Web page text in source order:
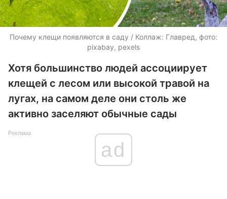
Почему клещи появляются в саду / Коллаж: Главред, фото:
pixabay, pexels
Хотя большинство людей ассоциирует
клещей с лесом или высокой травой на
лугах, на самом деле они столь же
активно заселяют обычные сады
Реклама
ad